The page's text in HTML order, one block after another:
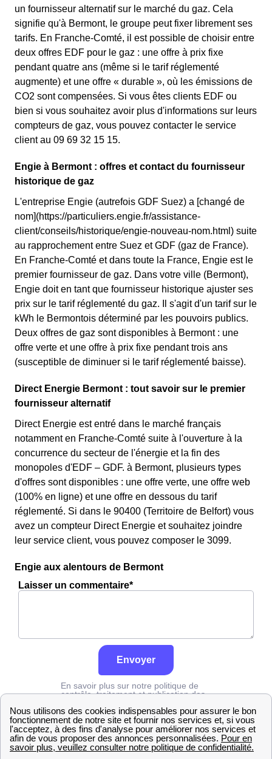
un fournisseur alternatif sur le marché du gaz. Cela
signifie qu'à Bermont, le groupe peut fixer librement ses
tarifs. En Franche-Comté, il est possible de choisir entre
deux offres EDF pour le gaz : une offre à prix fixe
pendant quatre ans (même si le tarif réglementé
augmente) et une offre « durable », où les émissions de
CO2 sont compensées. Si vous êtes clients EDF ou
bien si vous souhaitez avoir plus d'informations sur leurs
compteurs de gaz, vous pouvez contacter le service
client au 09 69 32 15 15.
Engie à Bermont : offres et contact du fournisseur
historique de gaz
L'entreprise Engie (autrefois GDF Suez) a [changé de
nom](https://particuliers.engie.fr/assistance-
client/conseils/historique/engie-nouveau-nom.html) suite
au rapprochement entre Suez et GDF (gaz de France).
En Franche-Comté et dans toute la France, Engie est le
premier fournisseur de gaz. Dans votre ville (Bermont),
Engie doit en tant que fournisseur historique ajuster ses
prix sur le tarif réglementé du gaz. Il s'agit d'un tarif sur le
kWh le Bermontois déterminé par les pouvoirs publics.
Deux offres de gaz sont disponibles à Bermont : une
offre verte et une offre à prix fixe pendant trois ans
(susceptible de diminuer si le tarif réglementé baisse).
Direct Energie Bermont : tout savoir sur le premier
fournisseur alternatif
Direct Energie est entré dans le marché français
notamment en Franche-Comté suite à l'ouverture à la
concurrence du secteur de l'énergie et la fin des
monopoles d'EDF – GDF. à Bermont, plusieurs types
d'offres sont disponibles : une offre verte, une offre web
(100% en ligne) et une offre en dessous du tarif
réglementé. Si dans le 90400 (Territoire de Belfort) vous
avez un compteur Direct Energie et souhaitez joindre
leur service client, vous pouvez composer le 3099.
Engie aux alentours de Bermont
Laisser un commentaire*
Envoyer
En savoir plus sur notre politique de
contrôle, traitement et publication des
Engie Territoire de Belfort Bermont